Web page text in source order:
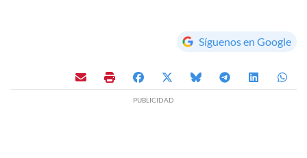
Síguenos en Google